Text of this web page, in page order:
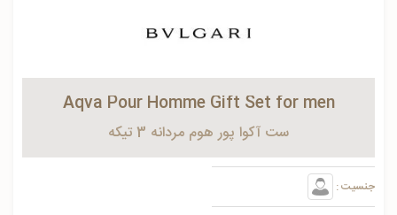
Aqva Pour Homme Gift Set for men
ست آکوا پور هوم مردانه 3 تیکه
جنسیت :